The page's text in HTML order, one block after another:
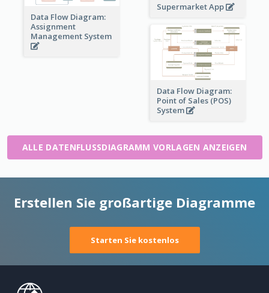
Supermarket App
Data Flow Diagram:
Assignment
Management System
Data Flow Diagram:
Point of Sales (POS)
System
ALLE DATENFLUSSDIAGRAMM VORLAGEN ANZEIGEN
Erstellen Sie großartige Diagramme
Starten Sie kostenlos